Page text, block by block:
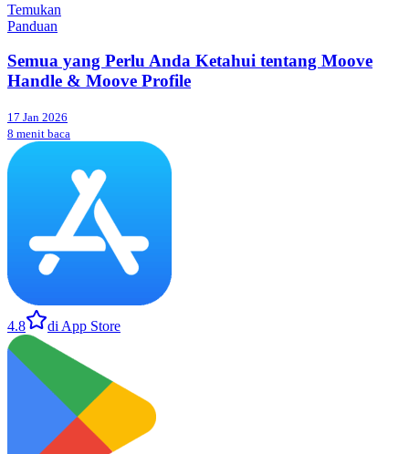
Temukan
Panduan
Semua yang Perlu Anda Ketahui tentang Moove
Handle & Moove Profile
17 Jan 2026
8 menit baca
4.8 di App Store